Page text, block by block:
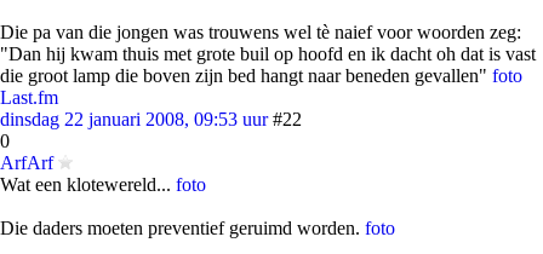
Die pa van die jongen was trouwens wel tè naief voor woorden zeg:
"Dan hij kwam thuis met grote buil op hoofd en ik dacht oh dat is vast
die groot lamp die boven zijn bed hangt naar beneden gevallen" foto
Last.fm
dinsdag 22 januari 2008, 09:53 uur #22
0
ArfArf
Wat een klotewereld... foto
Die daders moeten preventief geruimd worden. foto